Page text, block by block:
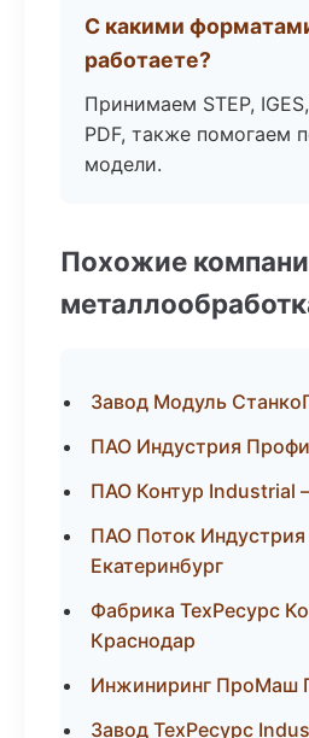
С какими
работаете?
Принимаем STEP,
PDF, также помогаем
модели.
Похожие
Завод Модуль
ПАО Индустрия
ПАО Контур Industrial
ПАО Поток
Екатеринбург
Фабрика ТехРесурс
Краснодар
Инжиниринг ПроМаш
Завод ТехРесурс